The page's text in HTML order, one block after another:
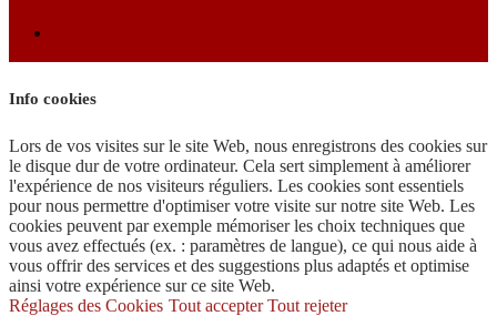
Info cookies
Lors de vos visites sur le site Web, nous enregistrons des cookies sur
le disque dur de votre ordinateur. Cela sert simplement à améliorer
l'expérience de nos visiteurs réguliers. Les cookies sont essentiels
pour nous permettre d'optimiser votre visite sur notre site Web. Les
cookies peuvent par exemple mémoriser les choix techniques que
vous avez effectués (ex. : paramètres de langue), ce qui nous aide à
vous offrir des services et des suggestions plus adaptés et optimise
ainsi votre expérience sur ce site Web.
Réglages des Cookies Tout accepter Tout rejeter